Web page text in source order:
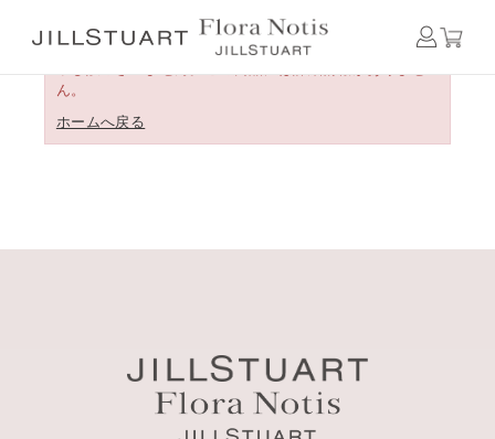
ん。
ホームへ戻る